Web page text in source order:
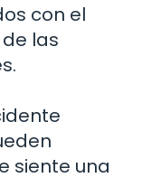
con el
las
siente una